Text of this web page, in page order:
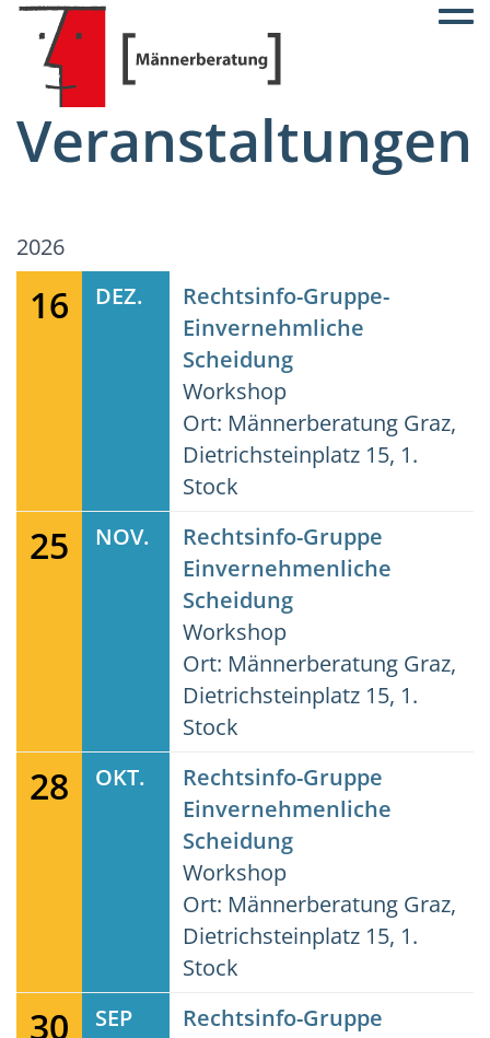
Veranstaltungen
2026
16 DEZ.
Rechtsinfo-Gruppe-
Einvernehmliche
Scheidung
Workshop
Ort: Männerberatung Graz,
Dietrichsteinplatz 15, 1.
Stock
25 NOV.
Rechtsinfo-Gruppe
Einvernehmenliche
Scheidung
Workshop
Ort: Männerberatung Graz,
Dietrichsteinplatz 15, 1.
Stock
28 OKT.
Rechtsinfo-Gruppe
Einvernehmenliche
Scheidung
Workshop
Ort: Männerberatung Graz,
Dietrichsteinplatz 15, 1.
Stock
30 SEP
Rechtsinfo-Gruppe